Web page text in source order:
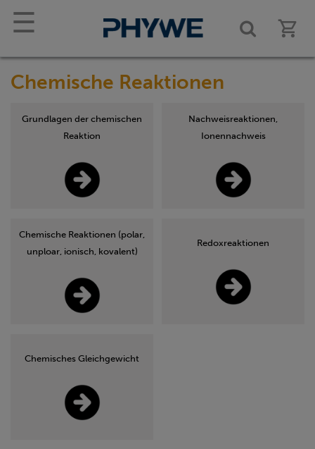
☰
Chemische Reaktionen
Grundlagen der chemischen
Reaktion
Nachweisreaktionen,
Ionennachweis
Chemische Reaktionen (polar,
unploar, ionisch, kovalent)
Redoxreaktionen
Chemisches Gleichgewicht